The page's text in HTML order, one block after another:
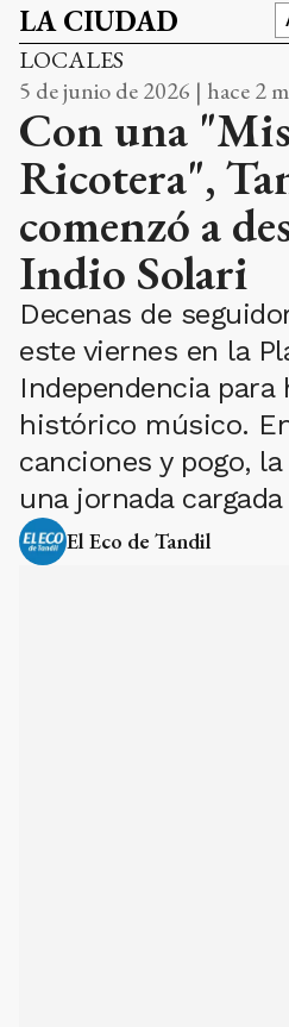
LA CIUDAD
LOCALES
5 de junio de 2026 | hace 2
Con una
Ricotera",
comenzó a
Indio Solari
Decenas de
este viernes en la
Independencia para
histórico músico.
canciones y pogo,
una jornada
El Eco de Tandil